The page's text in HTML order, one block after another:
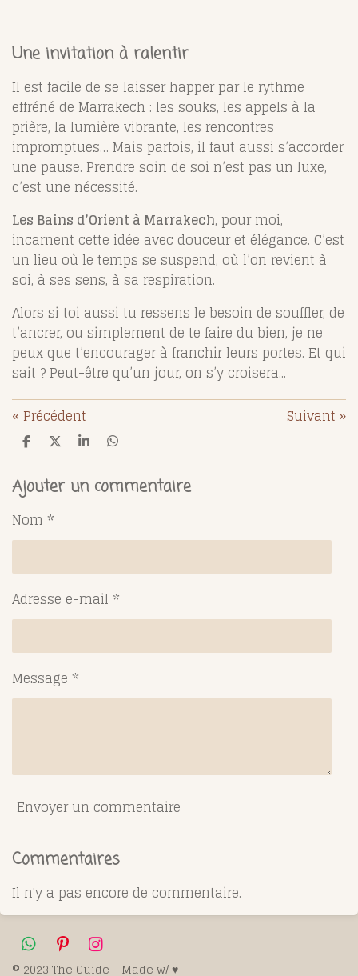
Une invitation à ralentir
Il est facile de se laisser happer par le rythme
effréné de Marrakech : les souks, les appels à la
prière, la lumière vibrante, les rencontres
impromptues… Mais parfois, il faut aussi s’accorder
une pause. Prendre soin de soi n’est pas un luxe,
c’est une nécessité.
Les Bains d’Orient à Marrakech, pour moi,
incarnent cette idée avec douceur et élégance. C’est
un lieu où le temps se suspend, où l’on revient à
soi, à ses sens, à sa respiration.
Alors si toi aussi tu ressens le besoin de souffler, de
t’ancrer, ou simplement de te faire du bien, je ne
peux que t’encourager à franchir leurs portes. Et qui
sait ? Peut-être qu’un jour, on s’y croisera...
« Précédent Suivant »
P
t
a
e
r
P
t
a
r
P
t
a
r
P
t
a
r
Ajouter un commentaire
Nom *
Adresse e-mail *
Message *
Envoyer un commentaire
Commentaires
Il n'y a pas encore de commentaire.
W
h
P
i
I
n
© 2023 The Guide - Made w/ ♥️